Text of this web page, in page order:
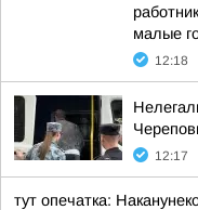
малые
12:18
12:17
тут опечатка: